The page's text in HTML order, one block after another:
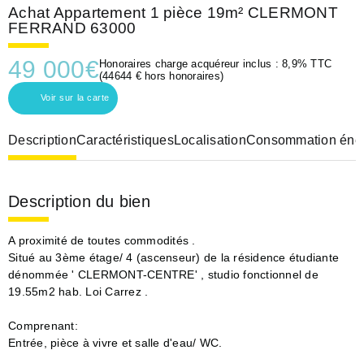
Achat Appartement 1 pièce 19m² CLERMONT
FERRAND 63000
49 000€ Honoraires charge acquéreur inclus : 8,9% TTC
(44644 € hors honoraires)
Voir sur la carte
DescriptionCaractéristiquesLocalisationConsommation
Description du bien
A proximité de toutes commodités .
Situé au 3ème étage/ 4 (ascenseur) de la résidence étudiante
dénommée ' CLERMONT-CENTRE' , studio fonctionnel de
19.55m2 hab. Loi Carrez .
Comprenant:
Entrée, pièce à vivre et salle d'eau/ WC.